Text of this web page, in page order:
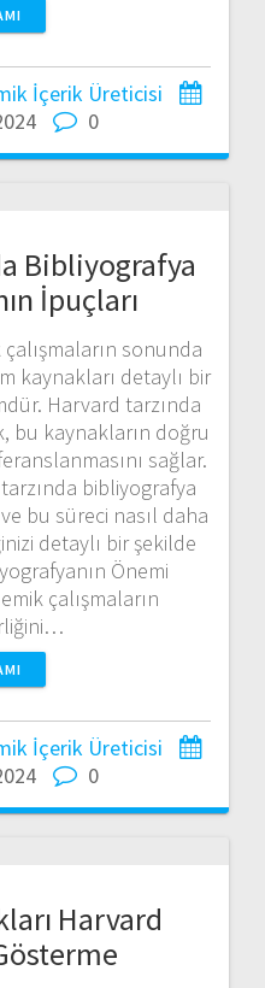
İçerik Üreticisi
0
Bibliyografya
İpuçları
sonunda
kaynakları detaylı bir
Harvard tarzında
bu kaynakların doğru
sağlar.
bibliyografya
bu süreci nasıl daha
detaylı bir şekilde
Önemi
çalışmaların
İçerik Üreticisi
0
Harvard